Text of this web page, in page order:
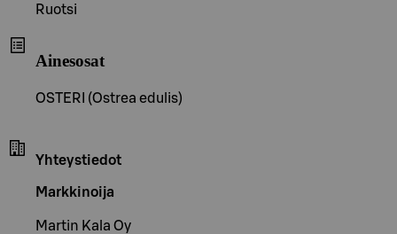
Ruotsi
Ainesosat
OSTERI (Ostrea edulis)
Yhteystiedot
Markkinoija
Martin Kala Oy